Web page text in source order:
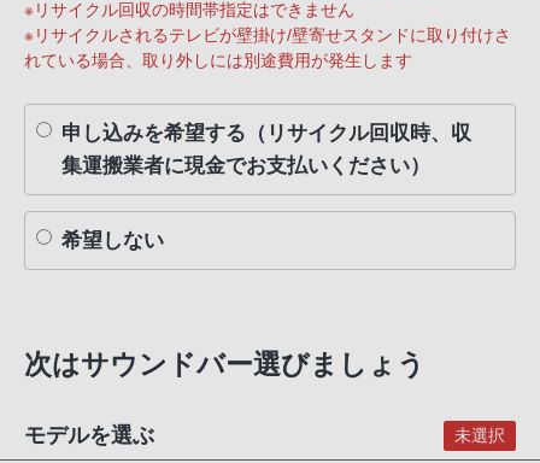
※リサイクル回収の時間帯指定はできません
※リサイクルされるテレビが壁掛け/壁寄せスタンドに取り付けさ
れている場合、取り外しには別途費用が発生します
申し込みを希望する（リサイクル回収時、収
集運搬業者に現金でお支払いください）
希望しない
次はサウンドバー選びましょう
モデルを選ぶ 未選択